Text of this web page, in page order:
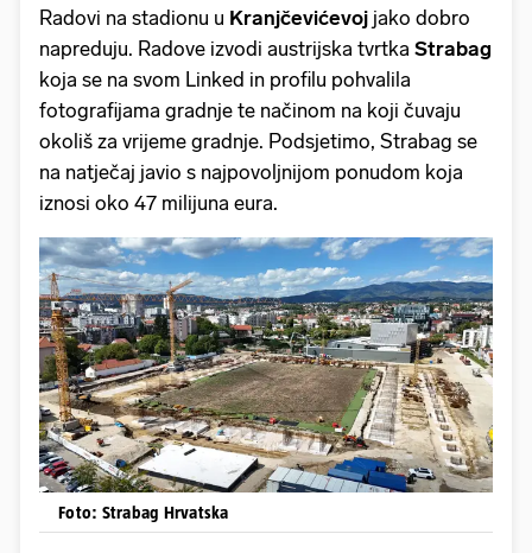
Radovi na stadionu u Kranjčevićevoj jako dobro
napreduju. Radove izvodi austrijska tvrtka Strabag
koja se na svom Linked in profilu pohvalila
fotografijama gradnje te načinom na koji čuvaju
okoliš za vrijeme gradnje. Podsjetimo, Strabag se
na natječaj javio s najpovoljnijom ponudom koja
iznosi oko 47 milijuna eura.
Foto: Strabag Hrvatska